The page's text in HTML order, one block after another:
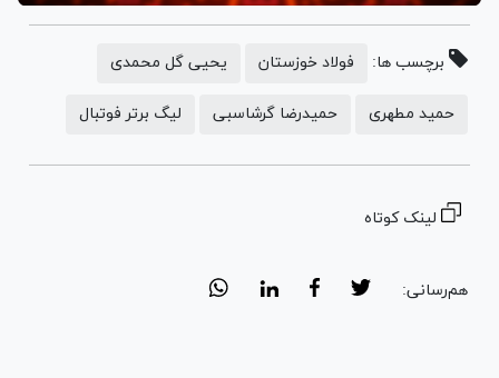
برچسب ها: فولاد خوزستان یحیی گل محمدی
حمید مطهری حمیدرضا گرشاسبی لیگ برتر فوتبال
لینک کوتاه
هم‌رسانی: